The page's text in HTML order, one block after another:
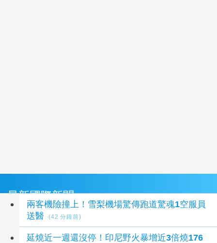
最新國際新聞
兩客機險撞上！雪梨機場驚傳跑道驚魂1空服員
送醫
(42 分鐘前)
延燒近一週還沒停！印尼野火暴增近3倍燒176